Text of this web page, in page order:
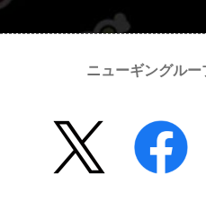
ニューギングル